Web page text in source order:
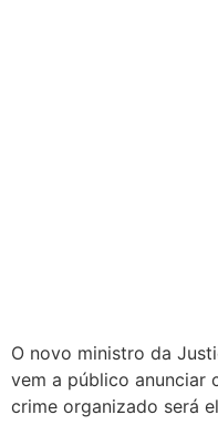
O novo ministro da
vem a público anunciar
crime organizado será